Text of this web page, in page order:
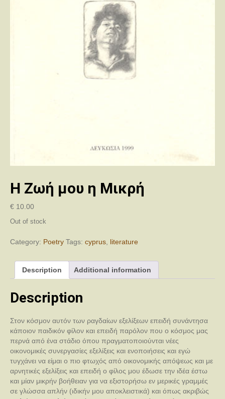
Η Ζωή μου η Μικρή
€ 10.00
Out of stock
Category: Poetry Tags: cyprus literature
Description Additional information
Description
Στον κόσμον αυτόν των ραγδαίων εξελίξεων επειδή συνάντησα
κάποιον παιδικόν φίλον και επειδή παρόλον που ο κόσμος μας
περνά από ένα στάδιο όπου πραγματοποιούνται νέες
οικονομικές συνεργασίες εξελίξεις και ενοποιήσεις και εγώ
τυγχάνει να είμαι ο πιο φτωχός από οικονομικής απόψεως και με
αρνητικές εξελίξεις και επειδή ο φίλος μου έδωσε την ιδέα έστω
και μίαν μικρήν βοήθειαν για να εξιστορήσω εν μερικές γραμμές
σε γλώσσα απλήν (ιδικήν μου αποκλειστικά) και όπως ακριβώς